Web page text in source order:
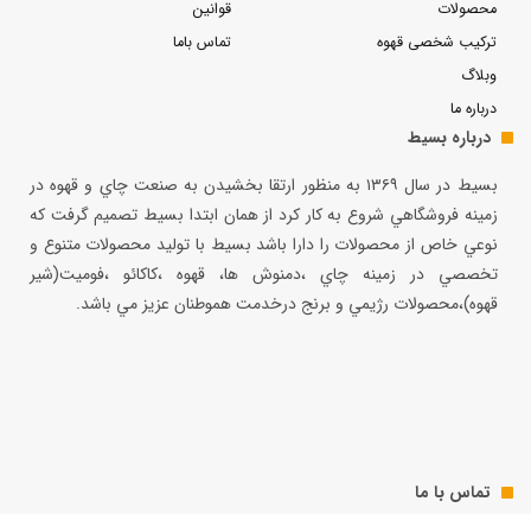
محصولات
ترکیب شخصی قهوه
وبلاگ
درباره ما
قوانین
تماس باما
درباره بسیط
بسيط در سال ۱۳۶۹ به منظور ارتقا بخشيدن به صنعت چاي و قهوه در
زمينه فروشگاهي شروع به كار كرد از همان ابتدا بسيط تصميم گرفت كه
نوعي خاص از محصولات را دارا باشد بسيط با توليد محصولات متنوع و
تخصصي در زمينه چاي ،دمنوش ها، قهوه ،كاكائو ،فوميت(شير
قهوه)،محصولات رژيمي و برنج درخدمت هموطنان عزيز مي باشد.
تماس با ما